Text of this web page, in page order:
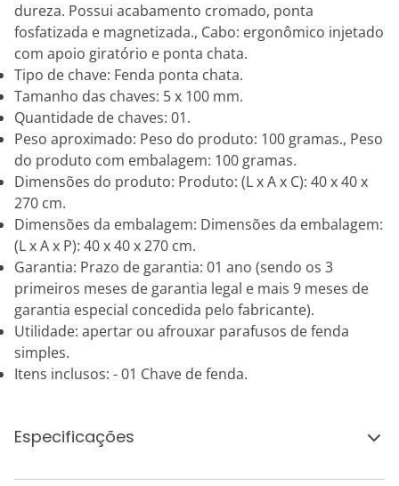
dureza. Possui acabamento cromado, ponta
fosfatizada e magnetizada., Cabo: ergonômico injetado
com apoio giratório e ponta chata.
Tipo de chave: Fenda ponta chata.
Tamanho das chaves: 5 x 100 mm.
Quantidade de chaves: 01.
Peso aproximado: Peso do produto: 100 gramas., Peso
do produto com embalagem: 100 gramas.
Dimensões do produto: Produto: (L x A x C): 40 x 40 x
270 cm.
Dimensões da embalagem: Dimensões da embalagem:
(L x A x P): 40 x 40 x 270 cm.
Garantia: Prazo de garantia: 01 ano (sendo os 3
primeiros meses de garantia legal e mais 9 meses de
garantia especial concedida pelo fabricante).
Utilidade: apertar ou afrouxar parafusos de fenda
simples.
Itens inclusos: - 01 Chave de fenda.
Especificações